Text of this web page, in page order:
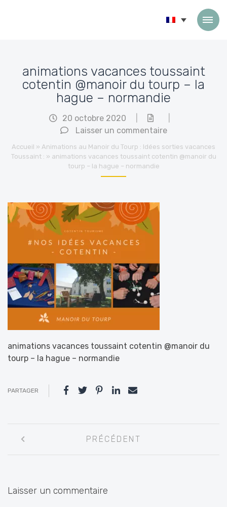
animations vacances toussaint
cotentin @manoir du tourp – la
hague – normandie
20 octobre 2020
Laisser un commentaire
Accueil » Animations au Manoir du Tourp : Idées sorties vacances
Toussaint : » animations vacances toussaint cotentin @manoir du
tourp – la hague – normandie
animations vacances toussaint cotentin @manoir du
tourp – la hague – normandie
PARTAGER
entre
PRÉCÉDENT
Laisser un commentaire